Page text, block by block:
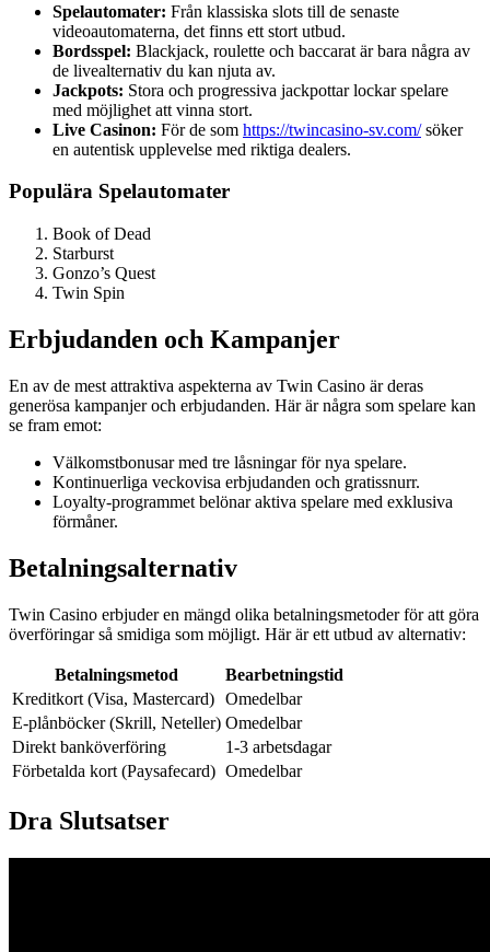
Spelautomater: Från klassiska slots till de senaste
videoautomaterna, det finns ett stort utbud.
Bordsspel: Blackjack, roulette och baccarat är bara några av
de livealternativ du kan njuta av.
Jackpots: Stora och progressiva jackpottar lockar spelare
med möjlighet att vinna stort.
Live Casinon: För de som https://twincasino-sv.com/söker
en autentisk upplevelse med riktiga dealers.
Populära Spelautomater
Book of Dead
Starburst
Gonzo’s Quest
Twin Spin
Erbjudanden och Kampanjer
En av de mest attraktiva aspekterna av Twin Casino är deras
generösa kampanjer och erbjudanden. Här är några som spelare kan
se fram emot:
Välkomstbonusar med tre låsningar för nya spelare.
Kontinuerliga veckovisa erbjudanden och gratissnurr.
Loyalty-programmet belönar aktiva spelare med exklusiva
förmåner.
Betalningsalternativ
Twin Casino erbjuder en mängd olika betalningsmetoder för att göra
överföringar så smidiga som möjligt. Här är ett utbud av alternativ:
Betalningsmetod
Bearbetningstid
Kreditkort (Visa, Mastercard) Omedelbar
E-plånböcker (Skrill, Neteller) Omedelbar
Direkt banköverföring
1-3 arbetsdagar
Förbetalda kort (Paysafecard) Omedelbar
Dra Slutsatser